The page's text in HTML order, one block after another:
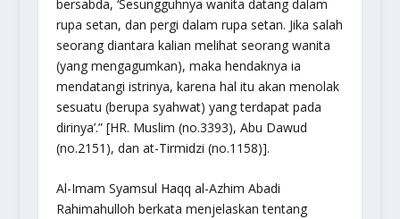
bersabda, ‘Sesungguhnya wanita datang dalam
rupa setan, dan pergi dalam rupa setan. Jika salah
seorang diantara kalian melihat seorang wanita
(yang mengagumkan), maka hendaknya ia
mendatangi istrinya, karena hal itu akan menolak
sesuatu (berupa syahwat) yang terdapat pada
dirinya’.”[HR. Muslim (no.3393), Abu Dawud
(no.2151), dan at-Tirmidzi (no.1158)].
Al-Imam Syamsul Haqq al-Azhim Abadi
Rahimahulloh berkata menjelaskan tentang